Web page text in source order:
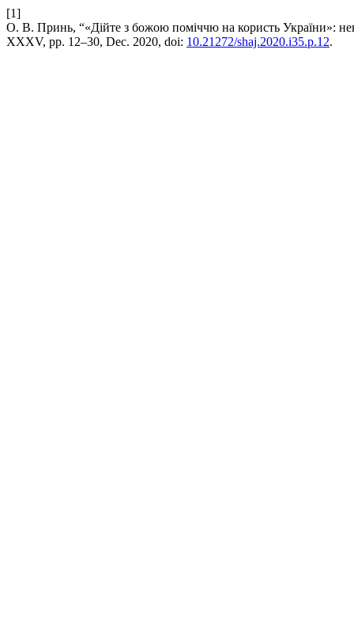
[1]
О. В. Принь, “«Дійте з божою поміччю на користь України»:
XXXV, pp. 12–30, Dec. 2020, doi: 10.21272/shaj.2020.i35.p.12.